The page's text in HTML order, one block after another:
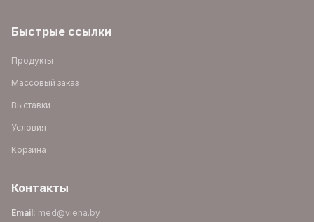
Быстрые ссылки
Продукты
Массовый заказ
Выставки
Условия
Корзина
Контакты
Email: med@viena.by